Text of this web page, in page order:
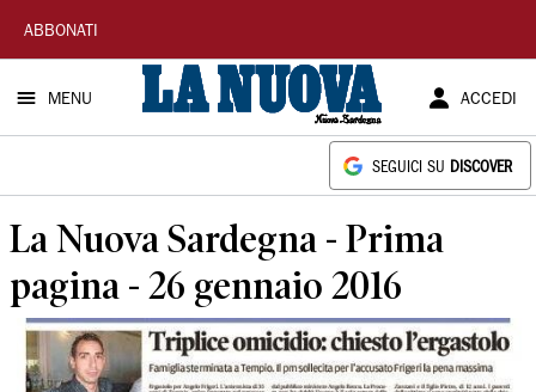
La
Nuova
Sardegna
ABBONATI
MENU ACCEDI
SEGUICI SU DISCOVER
La Nuova Sardegna - Prima
pagina - 26 gennaio 2016